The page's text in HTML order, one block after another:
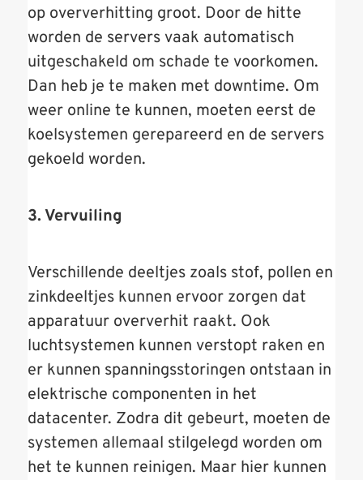
op oververhitting groot. Door de hitte
worden de servers vaak automatisch
uitgeschakeld om schade te voorkomen.
Dan heb je te maken met downtime. Om
weer online te kunnen, moeten eerst de
koelsystemen gerepareerd en de servers
gekoeld worden.
3. Vervuiling
Verschillende deeltjes zoals stof, pollen en
zinkdeeltjes kunnen ervoor zorgen dat
apparatuur oververhit raakt. Ook
luchtsystemen kunnen verstopt raken en
er kunnen spanningsstoringen ontstaan in
elektrische componenten in het
datacenter. Zodra dit gebeurt, moeten de
systemen allemaal stilgelegd worden om
het te kunnen reinigen. Maar hier kunnen